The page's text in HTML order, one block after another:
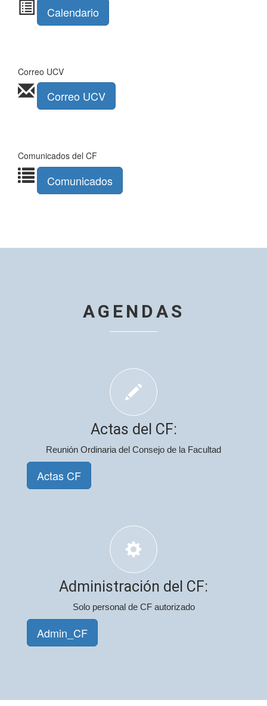
Calendario
Correo UCV
Correo UCV
Comunicados del CF
Comunicados
AGENDAS
Actas del CF:
Reunión Ordinaria del Consejo de la Facultad
Actas CF
Administración del CF:
Solo personal de CF autorizado
Admin_CF